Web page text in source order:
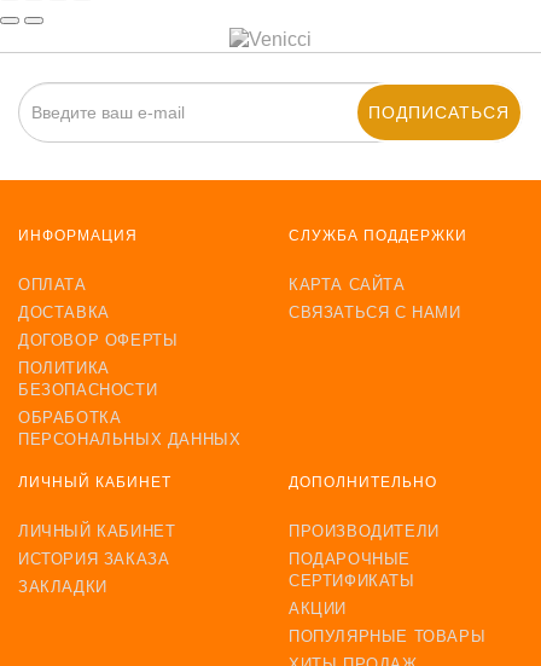
ПОДПИСАТЬСЯ
ИНФОРМАЦИЯ
ОПЛАТА
ДОСТАВКА
ДОГОВОР ОФЕРТЫ
ПОЛИТИКА
БЕЗОПАСНОСТИ
ОБРАБОТКА
ПЕРСОНАЛЬНЫХ ДАННЫХ
СЛУЖБА ПОДДЕРЖКИ
КАРТА САЙТА
СВЯЗАТЬСЯ С НАМИ
ЛИЧНЫЙ КАБИНЕТ
ЛИЧНЫЙ КАБИНЕТ
ИСТОРИЯ ЗАКАЗА
ЗАКЛАДКИ
ДОПОЛНИТЕЛЬНО
ПРОИЗВОДИТЕЛИ
ПОДАРОЧНЫЕ
СЕРТИФИКАТЫ
АКЦИИ
ПОПУЛЯРНЫЕ ТОВАРЫ